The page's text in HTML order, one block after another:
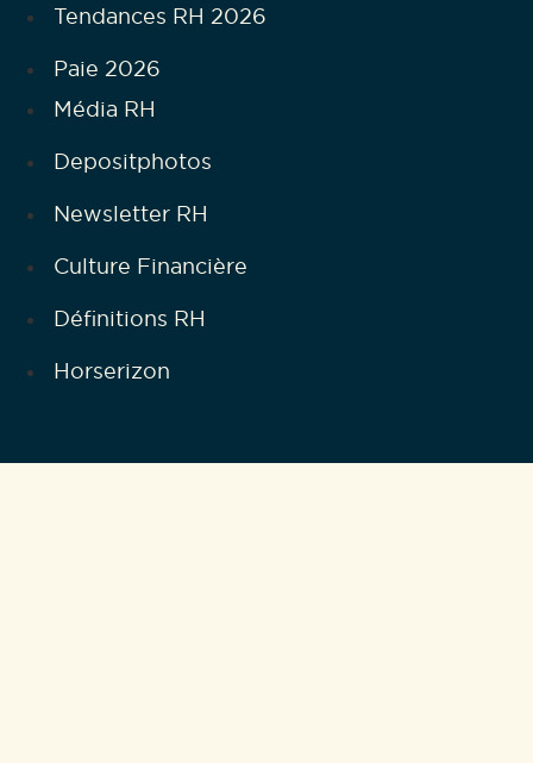
Tendances RH 2026
Paie 2026
Média RH
Depositphotos
Newsletter RH
Culture Financière
Définitions RH
Horserizon